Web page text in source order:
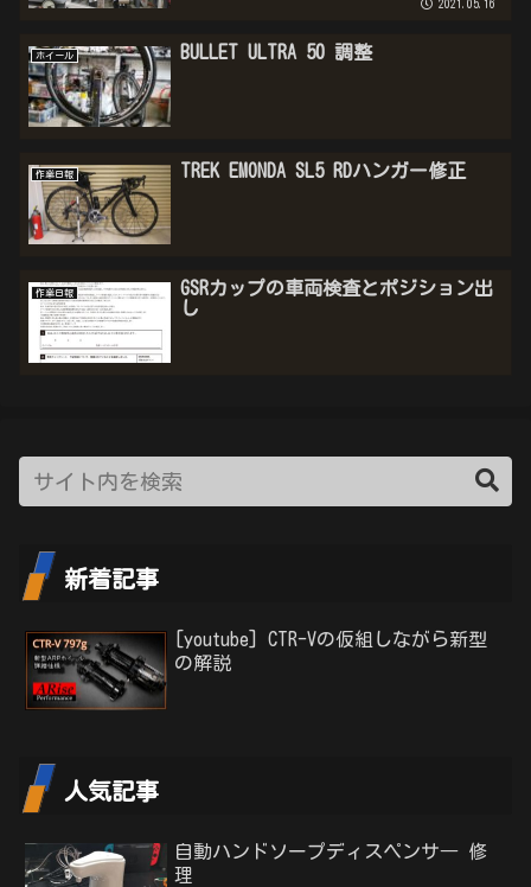
2021.05.16
ホイール BULLET ULTRA 50 調整
作業日報 TREK EMONDA SL5 RDハンガー修正
作業日報
GSRカップの車両検査とポジション出
し
新着記事
[youtube] CTR-Vの仮組しながら新型
の解説
人気記事
自動ハンドソープディスペンサ― 修
理